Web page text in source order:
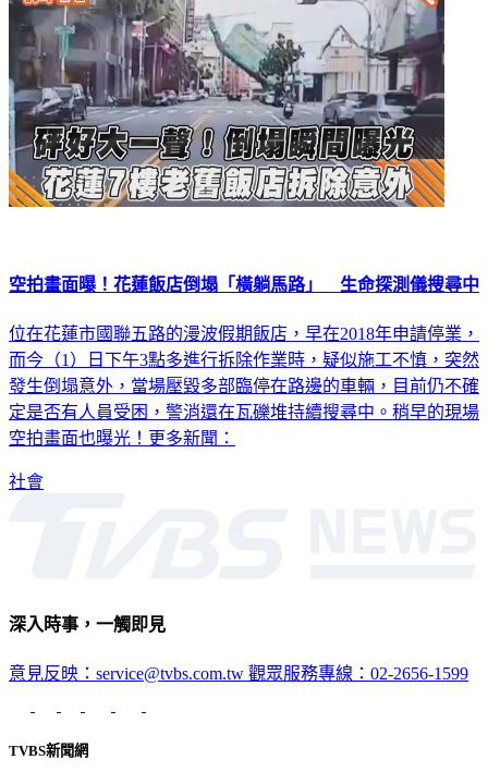
空拍畫面曝！花蓮飯店倒塌「橫躺馬路」 生命探測儀搜尋中
位在花蓮市國聯五路的漫波假期飯店，早在2018年申請停業，
而今（1）日下午3點多進行拆除作業時，疑似施工不慎，突然
發生倒塌意外，當場壓毀多部臨停在路邊的車輛，目前仍不確
定是否有人員受困，警消還在瓦礫堆持續搜尋中。稍早的現場
空拍畫面也曝光！更多新聞：
社會
深入時事，一觸即見
意見反映：service@tvbs.com.tw 觀眾服務專線：02-2656-1599
TVBS新聞網